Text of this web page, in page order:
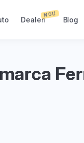
Dealeri
NOU
Blog